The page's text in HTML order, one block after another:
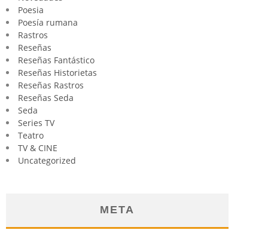
Poesia
Poesía rumana
Rastros
Reseñas
Reseñas Fantástico
Reseñas Historietas
Reseñas Rastros
Reseñas Seda
Seda
Series TV
Teatro
TV & CINE
Uncategorized
META